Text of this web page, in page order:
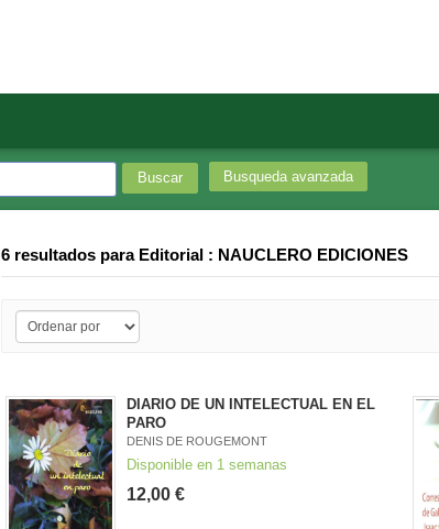
Busqueda avanzada
6 resultados para Editorial : NAUCLERO EDICIONES
DIARIO DE UN INTELECTUAL EN EL
PARO
DENIS DE ROUGEMONT
Disponible en 1 semanas
12,00 €